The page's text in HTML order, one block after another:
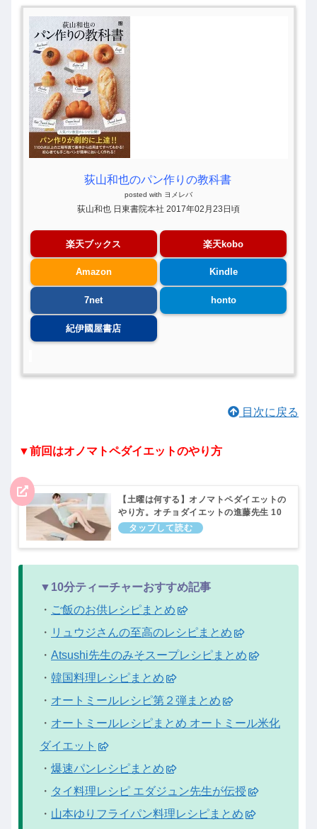
荻山和也のパン作りの教科書
posted with ヨメレバ
荻山和也 日東書院本社 2017年02月23日頃
楽天ブックス 楽天kobo
Amazon Kindle
7net honto
紀伊國屋書店
目次に戻る
▼前回はオノマトペダイエットのやり方
【土曜は何する】オノマトペダイエットの
やり方。オチョダイエットの進藤先生 10
分ティーチャー｜3月26日
▼10分ティーチャーおすすめ記事
・ ご飯のお供レシピまとめ
・ リュウジさんの至高のレシピまとめ
・ Atsushi先生のみそスープレシピまとめ
・ 韓国料理レシピまとめ
・ オートミールレシピ第２弾まとめ
・ オートミールレシピまとめ オートミール米化
ダイエット
・ 爆速パンレシピまとめ
・ タイ料理レシピ エダジュン先生が伝授
・ 山本ゆりフライパン料理レシピまとめ